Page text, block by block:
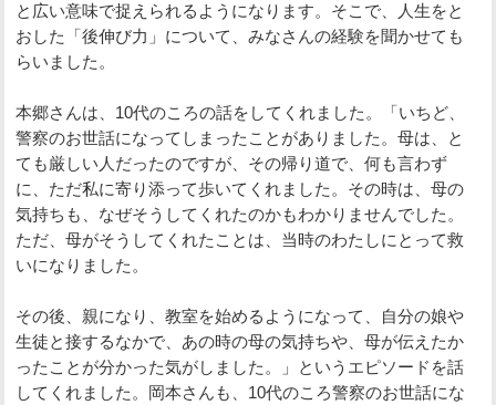
と広い意味で捉えられるようになります。そこで、人生をと
おした「後伸び力」について、みなさんの経験を聞かせても
らいました。
本郷さんは、10代のころの話をしてくれました。「いちど、
警察のお世話になってしまったことがありました。母は、と
ても厳しい人だったのですが、その帰り道で、何も言わず
に、ただ私に寄り添って歩いてくれました。その時は、母の
気持ちも、なぜそうしてくれたのかもわかりませんでした。
ただ、母がそうしてくれたことは、当時のわたしにとって救
いになりました。
その後、親になり、教室を始めるようになって、自分の娘や
生徒と接するなかで、あの時の母の気持ちや、母が伝えたか
ったことが分かった気がしました。」というエピソードを話
してくれました。岡本さんも、10代のころ警察のお世話にな